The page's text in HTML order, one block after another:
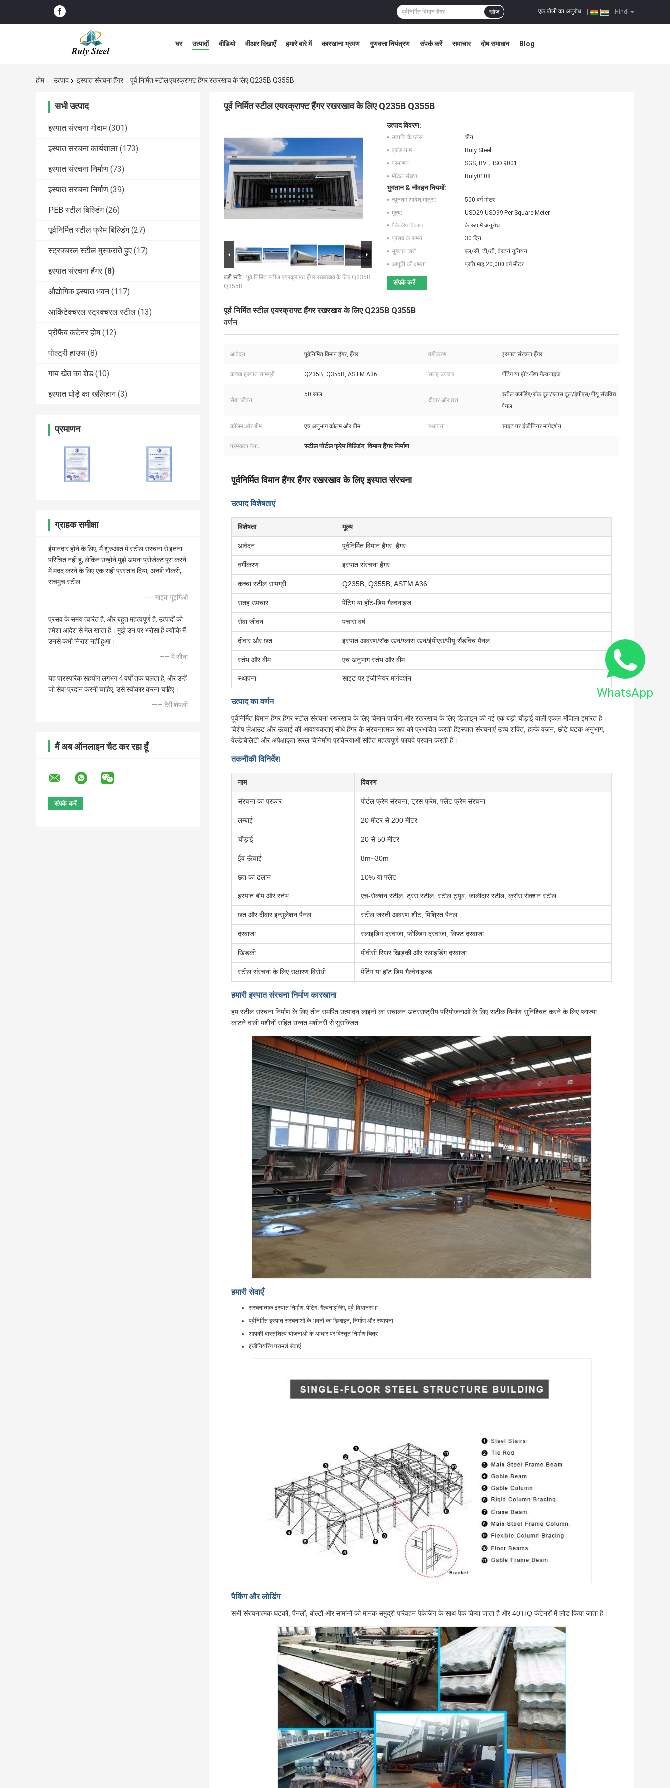
Hindi
एक बोली का अनुरोध
खोज
घर उत्पादों वीडियो वीआर दिखाएँ हमारे बारे में कारखाना भ्रमण गुणवत्ता नियंत्रण संपर्क करें समाचार दोष समाधान Blog
होम उत्पाद इस्पात संरचना हैंगर पूर्व निर्मित स्टील एयरक्राफ्ट हैंगर रखरखाव के लिए Q235B Q355B
सभी उत्पाद
इस्पात संरचना गोदाम (301)
इस्पात संरचना कार्यशाला (173)
इस्पात संरचना निर्माण (73)
इस्पात संरचना निर्माण (39)
PEB स्टील बिल्डिंग (26)
पूर्वनिर्मित स्टील फ्रेम बिल्डिंग (27)
स्ट्रक्चरल स्टील मुस्कराते हुए (17)
इस्पात संरचना हैंगर (8)
औद्योगिक इस्पात भवन (117)
आर्किटेक्चरल स्ट्रक्चरल स्टील (13)
प्रीफैब कंटेनर होम (12)
पोल्ट्री हाउस (8)
गाय खेत का शेड (10)
इस्पात घोड़े का खलिहान (3)
प्रमाणन
ग्राहक समीक्षा
ईमानदार होने के लिए, मैं शुरुआत में स्टील संरचना से इतना
परिचित नहीं हूं, लेकिन उन्होंने मुझे अपना प्रोजेक्ट पूरा करने
में मदद करने के लिए एक सही प्रस्ताव दिया, अच्छी नौकरी,
सचमुच स्टील
—— माइक गुइगिओ
प्रसव के समय त्वरित है, और बहुत महत्वपूर्ण है: उत्पादों को
हमेशा आदेश से मेल खाता है। मुझे उन पर भरोसा है क्योंकि मैं
उनसे कभी निराश नहीं हुआ।
—— मे सीना
यह पारस्परिक सहयोग लगभग 4 वर्षों तक चलता है, और उन्हें
जो सेवा प्रदान करनी चाहिए, उसे स्वीकार करना चाहिए।
—— टेरी शेपली
मैं अब ऑनलाइन चैट कर रहा हूँ
पूर्व निर्मित स्टील एयरक्राफ्ट हैंगर रखरखाव के लिए Q235B Q355B
बड़ी छवि : पूर्व निर्मित स्टील एयरक्राफ्ट हैंगर रखरखाव के लिए Q235B
Q355B
उत्पाद विवरण:
उत्पत्ति के प्लेस:
चीन
ब्रांड नाम:
Ruly Steel
प्रमाणन:
SGS, BV，ISO 9001
मॉडल संख्या:
Ruly0108
भुगतान & नौवहन नियमों:
न्यूनतम आदेश मात्रा:
500 वर्ग मीटर
मूल्य:
USD29-USD99 Per Square Meter
पैकेजिंग विवरण:
के रूप में अनुरोध
प्रसव के समय:
30 दिन
भुगतान शर्तें:
एल/सी, टी/टी, वेस्टर्न यूनियन
आपूर्ति की क्षमता:
प्रति माह 20,000 वर्ग मीटर
संपर्क करें
पूर्व निर्मित स्टील एयरक्राफ्ट हैंगर रखरखाव के लिए Q235B Q355B
वर्णन
आवेदन: पूर्वनिर्मित विमान हैंगर, हैंगर वर्गीकरण: इस्पात संरचना हैंगर
कच्चा इस्पात सामग्री: Q235B, Q355B, ASTM A36 सतह उपचार: पेंटिंग या हॉट-डिप गैल्वनाइज
सेवा जीवन:
50 साल
दीवार और छत:
स्टील क्लैडिंग/रॉक वूल/ग्लास वूल/ईपीएस/पीयू सैंडविच
पैनल
कॉलम और बीम: एच अनुभाग कॉलम और बीम स्थापना: साइट पर इंजीनियर मार्गदर्शन
प्रमुखता देना: स्टील पोर्टल फ्रेम बिल्डिंग,विमान हैंगर निर्माण
पूर्वनिर्मित विमान हैंगर हैंगर रखरखाव के लिए इस्पात संरचना
उत्पाद विशेषताएं
विशेषता मूल्य
आवेदन पूर्वनिर्मित विमान हैंगर, हैंगर
वर्गीकरण इस्पात संरचना हैंगर
कच्चा स्टील सामग्री Q235B, Q355B, ASTM A36
सतह उपचार पेंटिंग या हॉट-डिप गैल्वनाइज
सेवा जीवन पचास वर्ष
दीवार और छत इस्पात आवरण/रॉक ऊन/ग्लास ऊन/ईपीएस/पीयू सैंडविच पैनल
स्तंभ और बीम एच अनुभाग स्तंभ और बीम
स्थापना साइट पर इंजीनियर मार्गदर्शन
उत्पाद का वर्णन
पूर्वनिर्मित विमान हैंगर हैंगर स्टील संरचना रखरखाव के लिए विमान पार्किंग और रखरखाव के लिए डिज़ाइन की गई एक बड़ी चौड़ाई वाली एकल-मंजिला इमारत है।
विशेष लेआउट और ऊंचाई की आवश्यकताएं सीधे हैंगर के संरचनात्मक रूप को प्रभावित करती हैंइस्पात संरचनाएं उच्च शक्ति, हल्के वजन, छोटे घटक अनुभाग,
वेल्डेबिलिटी और अपेक्षाकृत सरल विनिर्माण प्रक्रियाओं सहित महत्वपूर्ण फायदे प्रदान करती हैं।
तकनीकी विनिर्देश
नाम विवरण
संरचना का प्रकार पोर्टल फ्रेम संरचना, ट्रस फ्रेम, फ्लैट फ्रेम संरचना
लम्बाई 20 मीटर से 200 मीटर
चौड़ाई 20 से 50 मीटर
ईव ऊँचाई 8m~30m
छत का ढलान 10% या फ्लैट
इस्पात बीम और स्तंभ एच-सेक्शन स्टील, ट्रस स्टील, स्टील ट्यूब, जालीदार स्टील, क्रॉस सेक्शन स्टील
छत और दीवार इन्सुलेशन पैनल स्टील जस्ती आवरण शीट, मिश्रित पैनल
दरवाजा स्लाइडिंग दरवाजा, फोल्डिंग दरवाजा, लिफ्ट दरवाजा
खिड़की पीवीसी स्थिर खिड़की और स्लाइडिंग दरवाजा
स्टील संरचना के लिए संक्षारण विरोधी पेंटिंग या हॉट डिप गैल्वेनाइज्ड
हमारी इस्पात संरचना निर्माण कारखाना
हम स्टील संरचना निर्माण के लिए तीन समर्पित उत्पादन लाइनों का संचालन,अंतरराष्ट्रीय परियोजनाओं के लिए सटीक निर्माण सुनिश्चित करने के लिए प्लाज्मा
काटने वाली मशीनों सहित उन्नत मशीनरी से सुसज्जित.
हमारी सेवाएँ
संरचनात्मक इस्पात निर्माण, पेंटिंग, गैल्वनाइजिंग, पूर्व-विधानसभा
पूर्वनिर्मित इस्पात संरचनाओं के भवनों का डिजाइन, निर्माण और स्थापना
आपकी वास्तुशिल्प योजनाओं के आधार पर विस्तृत निर्माण चित्र
इंजीनियरिंग परामर्श सेवाएं
पैकिंग और लोडिंग
सभी संरचनात्मक घटकों, पैनलों, बोल्टों और सामानों को मानक समुद्री परिवहन पैकेजिंग के साथ पैक किया जाता है और 40'HQ कंटेनरों में लोड किया जाता है।
WhatsApp